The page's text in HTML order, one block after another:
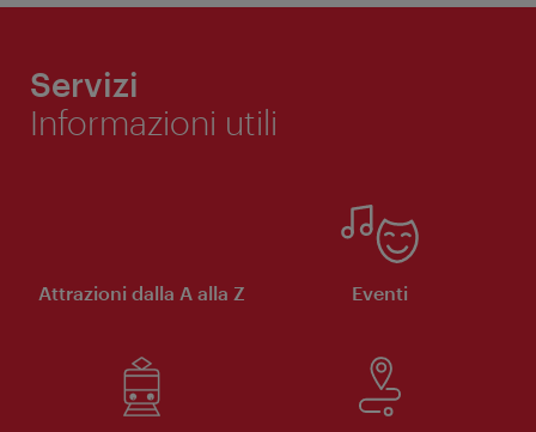
Servizi
Informazioni utili
Attrazioni dalla A alla Z Eventi